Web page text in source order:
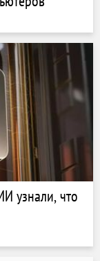
узнали, что